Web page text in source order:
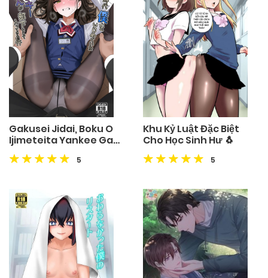
Gakusei Jidai, Boku O
Ijimeteita Yankee Ga
Buka Toshite
Haittekita Ken
5
Khu Kỷ Luật Đặc Biệt
Cho Học Sinh Hư 🐧
5